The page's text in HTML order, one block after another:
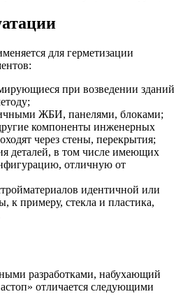
для герметизации
при возведении зданий
ЖБИ, панелями, блоками;
компоненты инженерных
через стены, перекрытия;
деталей, в том числе имеющих
отличную от
идентичной или
к примеру, стекла и пластика,
разработками, набухающий
отличается следующими